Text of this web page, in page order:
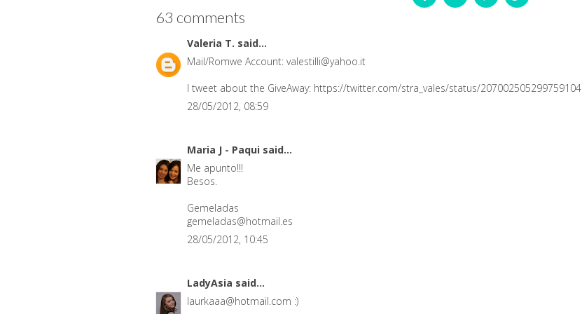
63 comments
Valeria T. said...
Mail/Romwe Account: valestilli@yahoo.it
I tweet about the GiveAway: https://twitter.com/stra_vales/status/207002505299759104
28/05/2012, 08:59
Maria J - Paqui said...
Me apunto!!!
Besos.
Gemeladas
gemeladas@hotmail.es
28/05/2012, 10:45
LadyAsia said...
laurkaaa@hotmail.com :)